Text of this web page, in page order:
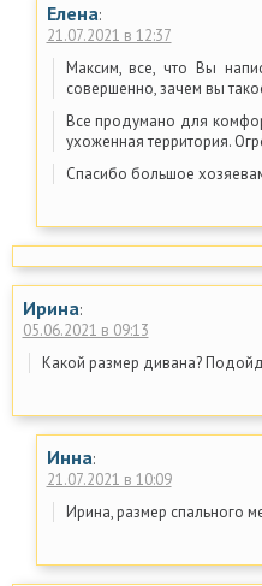
Елена:
21.07.2021 в 12:37
Максим, все, что Вы
совершенно, зачем вы
Все продумано для
ухоженная территория.
Спасибо большое
Ирина:
05.06.2021 в 09:13
Какой размер дивана?
Инна:
21.07.2021 в 10:09
Ирина, размер спального